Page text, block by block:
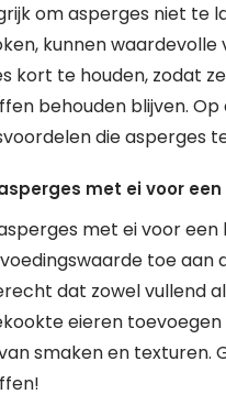
om asperges niet te
kunnen
kort te houden, zodat
behouden blijven.
die asperges
met ei voor
met ei voor een
toe aan
dat zowel vullend
eieren
smaken en texturen.